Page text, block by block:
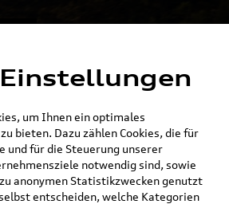
um Ihnen ein optimales
bieten. Dazu zählen Cookies, die für
und für die Steuerung unserer
notwendig sind, sowie
anonymen Statistikzwecken genutzt
entscheiden, welche Kategorien